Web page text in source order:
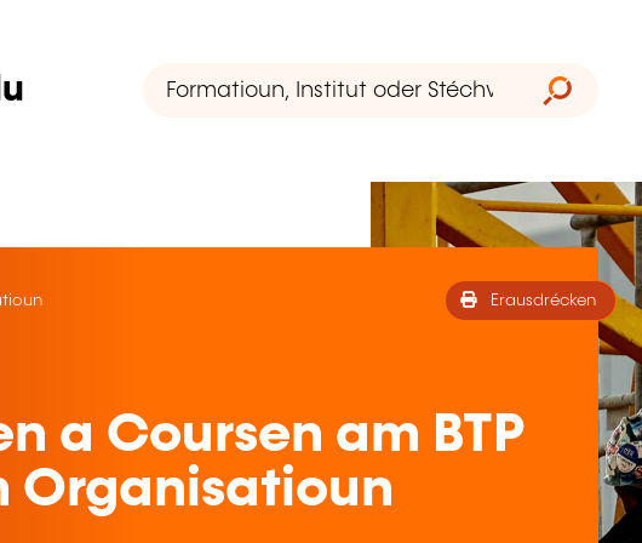
Erausdrécken
a Coursen am BTP
Organisatioun